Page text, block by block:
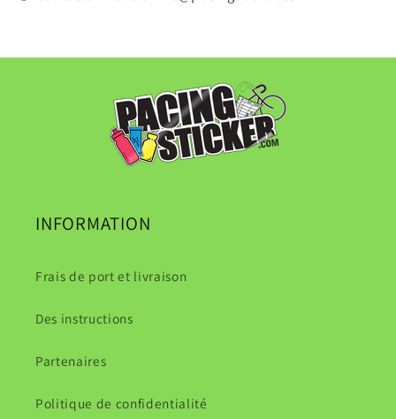
INFORMATION
Frais de port et livraison
Des instructions
Partenaires
Politique de confidentialité